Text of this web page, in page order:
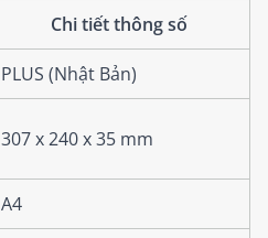
Chi tiết thông số
PLUS (Nhật Bản)
307 x 240 x 35 mm
A4